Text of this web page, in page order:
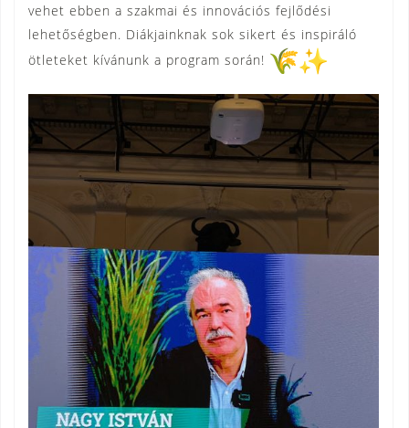
vehet ebben a szakmai és innovációs fejlődési
lehetőségben. Diákjainknak sok sikert és inspiráló
ötleteket kívánunk a program során!